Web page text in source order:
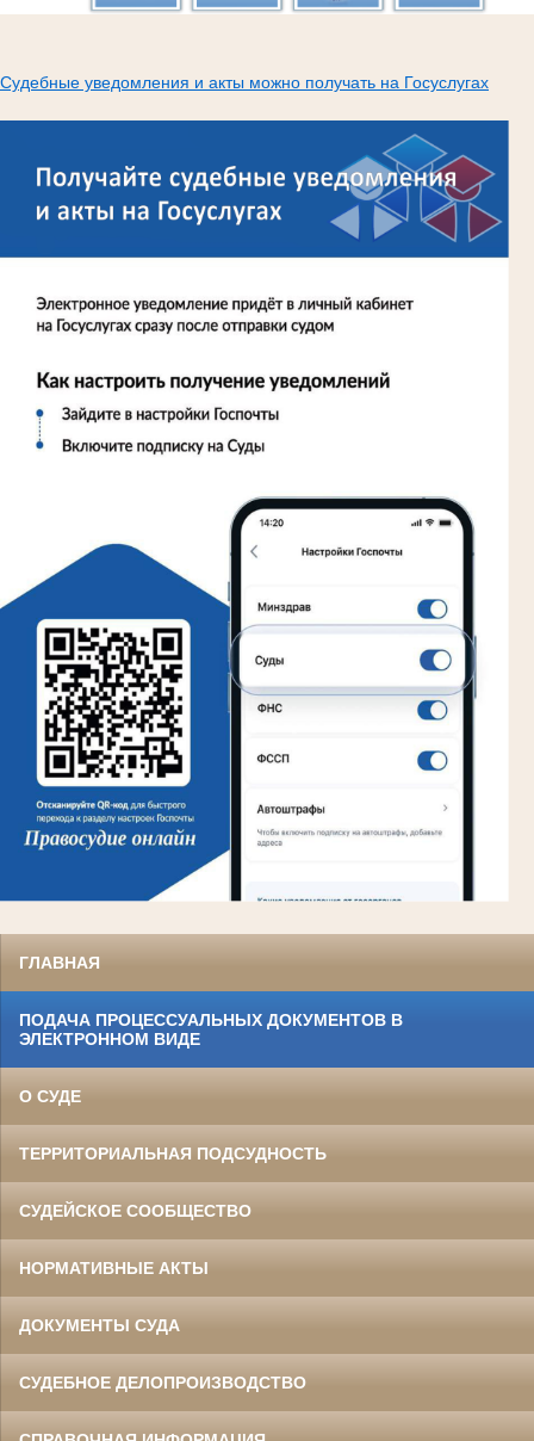
Судебные уведомления и акты можно получать на Госуслугах
ГЛАВНАЯ
ПОДАЧА ПРОЦЕССУАЛЬНЫХ ДОКУМЕНТОВ В
ЭЛЕКТРОННОМ ВИДЕ
О СУДЕ
ТЕРРИТОРИАЛЬНАЯ ПОДСУДНОСТЬ
СУДЕЙСКОЕ СООБЩЕСТВО
НОРМАТИВНЫЕ АКТЫ
ДОКУМЕНТЫ СУДА
СУДЕБНОЕ ДЕЛОПРОИЗВОДСТВО